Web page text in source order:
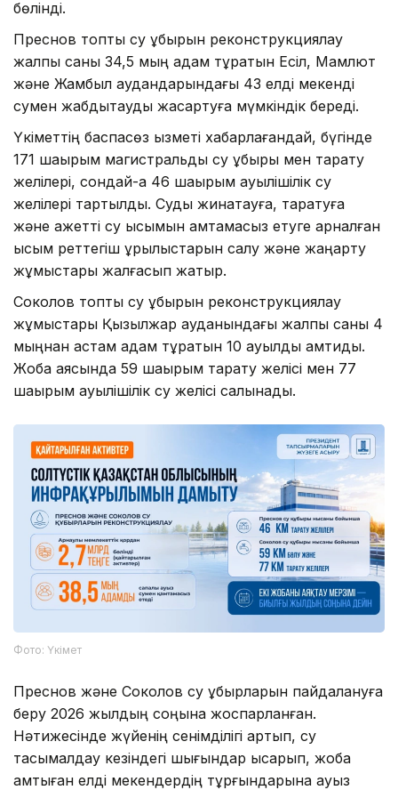
бөлінді.
Преснов топтық су құбырын реконструкциялау
жалпы саны 34,5 мың адам тұратын Есіл, Мамлют
және Жамбыл аудандарындағы 43 елді мекенді
сумен жабдықтауды жақсартуға мүмкіндік береді.
Үкіметтің баспасөз қызметі хабарлағандай, бүгінде
171 шақырым магистральдық су құбыры мен тарату
желілері, сондай-ақ 46 шақырым ауылішілік су
желілері тартылды. Суды жинақтауға, таратуға
және қажетті су қысымын қамтамасыз етуге арналған
қысым реттегіш құрылыстарын салу және жаңарту
жұмыстары жалғасып жатыр.
Соколов топтық су құбырын реконструкциялау
жұмыстары Қызылжар ауданындағы жалпы саны 4
мыңнан астам адам тұратын 10 ауылды қамтиды.
Жоба аясында 59 шақырым тарату желісі мен 77
шақырым ауылішілік су желісі салынады.
Фото: Үкімет
Преснов және Соколов су құбырларын пайдалануға
беру 2026 жылдың соңына жоспарланған.
Нәтижесінде жүйенің сенімділігі артып, су
тасымалдау кезіндегі шығындар қысқарып, жоба
қамтыған елді мекендердің тұрғындарына ауыз